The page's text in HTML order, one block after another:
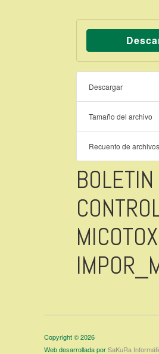
Descargar
Tamaño del archivo
Recuento de archivos
BOLETIN
Copyright © 2026
Web desarrollada porSaKuRa